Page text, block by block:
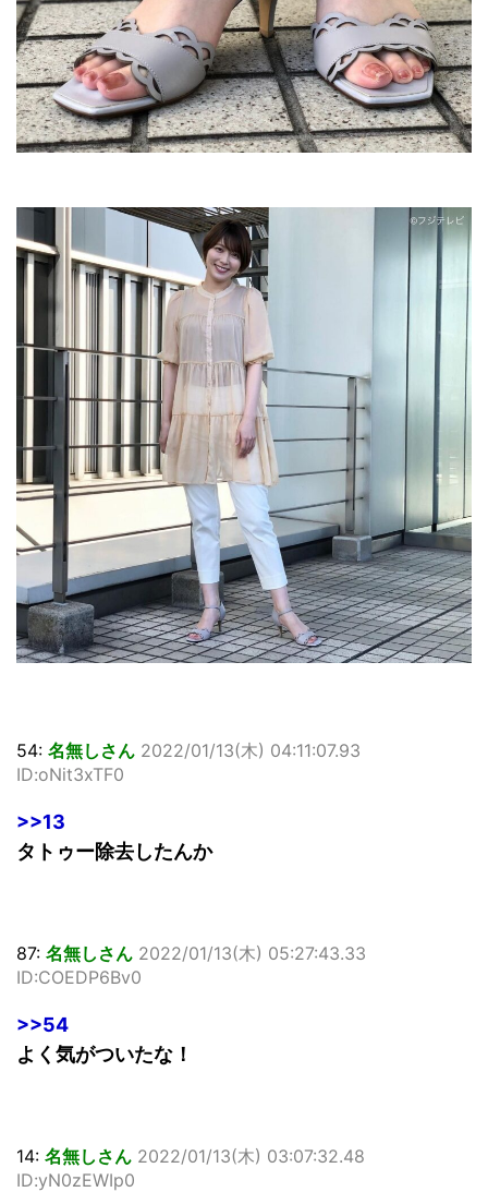
54: 名無しさん 2022/01/13(木) 04:11:07.93
ID:oNit3xTF0
>>13
タトゥー除去したんか
87: 名無しさん 2022/01/13(木) 05:27:43.33
ID:COEDP6Bv0
>>54
よく気がついたな！
14: 名無しさん 2022/01/13(木) 03:07:32.48
ID:yN0zEWIp0